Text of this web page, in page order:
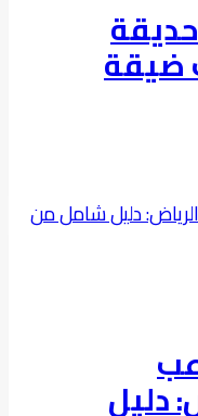
حديقة
ضيقة
دليل